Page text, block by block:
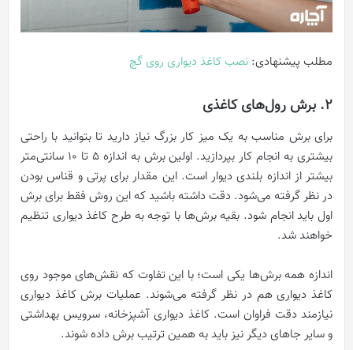
مطلب پیشنهادی: نصب کاغذ دیواری روی گچ
2. برش رول‌های کاغذی
برای برش مناسب به یک میز کار بزرگ نیاز دارید تا بتوانید با راحتی
بیشتری به انجام کار بپردازید. اولین برش به اندازه 5 تا 10 سانتی‌متر
بیشتر از اندازه بلندی دیوار است. این مقدار برای پرتی و قناس بودن
در نظر گرفته می‌شود. دقت داشته باشید که این روش فقط برای برش
اول باید انجام شود. بقیه برش‌ها با توجه به طرح کاغذ دیواری تنظیم
خواهند شد.
اندازه همه برش‌ها یکی است؛ با این تفاوت که نقش‌های موجود روی
کاغذ دیواری هم در نظر گرفته می‌شوند. عملیات برش کاغذ دیواری
نیازمند دقت فراوان است. کاغذ دیواری آشپزخانه، سرویس بهداشتی
و سایر جاهای دیگر نیز باید به همین ترتیب برش داده شوند.